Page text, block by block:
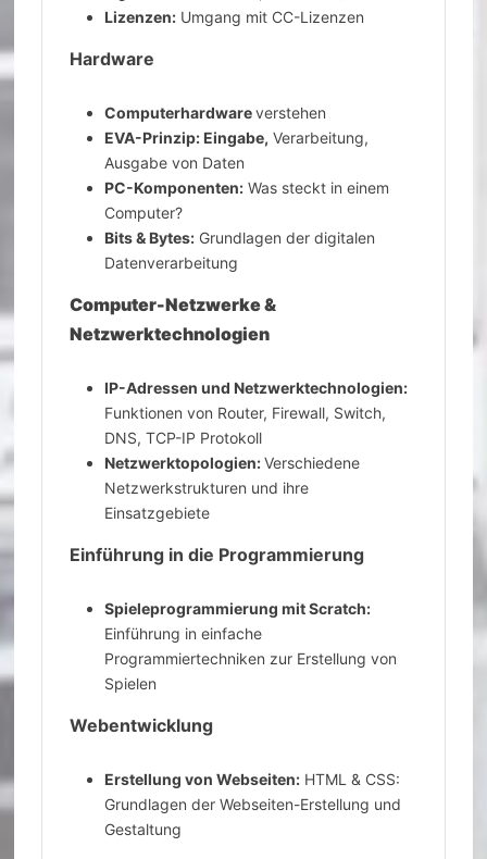
Lizenzen: Umgang mit CC-Lizenzen
Hardware
Computerhardwareverstehen
EVA-Prinzip: Eingabe, Verarbeitung,
Ausgabe von Daten
PC-Komponenten: Was steckt in einem
Computer?
Bits & Bytes: Grundlagen der digitalen
Datenverarbeitung
Computer-Netzwerke &
Netzwerktechnologien
IP-Adressen und Netzwerktechnologien:
Funktionen von Router, Firewall, Switch,
DNS, TCP-IP Protokoll
Netzwerktopologien:Verschiedene
Netzwerkstrukturen und ihre
Einsatzgebiete
Einführung in die Programmierung
Spieleprogrammierung mit Scratch:
Einführung in einfache
Programmiertechniken zur Erstellung von
Spielen
Webentwicklung
Erstellung von Webseiten: HTML & CSS:
Grundlagen der Webseiten-Erstellung und
Gestaltung